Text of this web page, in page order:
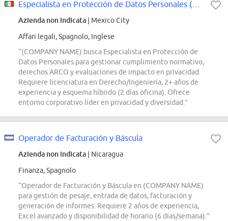
Azienda non indicata | Mexico City
Affari legali, Spagnolo, Inglese
“(COMPANY NAME) busca Especialista en Protección de
Datos Personales para gestionar cumplimiento normativo,
derechos ARCO y evaluaciones de impacto en privacidad.
Requiere licenciatura en Derecho/Ingeniería, 2+ años de
experiencia y esquema híbrido (2 días oficina). Ofrece
entorno corporativo líder en privacidad y diversidad.”
Operador de Facturación y Báscula
Azienda non indicata | Nicaragua
Finanza, Spagnolo
“Operador de Facturación y Báscula en (COMPANY NAME)
para gestión de pesaje, entrada de datos, facturación y
generación de informes. Requiere 2 años de experiencia,
Excel avanzado y disponibilidad de horario (6 días/semana).”